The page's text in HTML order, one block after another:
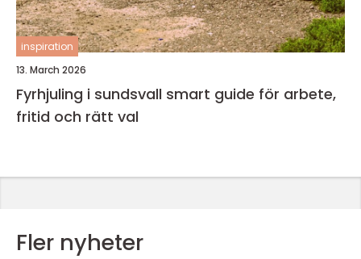
inspiration
13. March 2026
Fyrhjuling i sundsvall smart guide för arbete,
fritid och rätt val
Fler nyheter